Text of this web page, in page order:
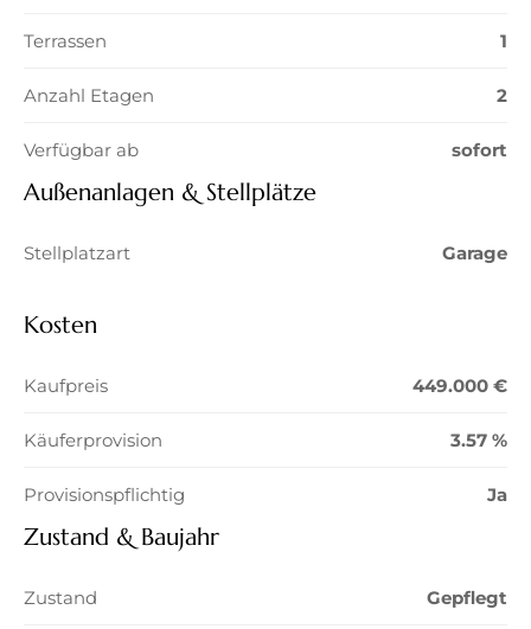
Terrassen 1
Anzahl Etagen 2
Verfügbar ab sofort
Außenanlagen & Stellplätze
Stellplatzart Garage
Kosten
Kaufpreis 449.000 €
Käuferprovision 3.57 %
Provisionspflichtig Ja
Zustand & Baujahr
Zustand Gepflegt